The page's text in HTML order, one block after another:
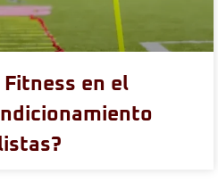
en el